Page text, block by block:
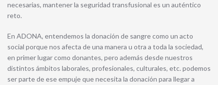
necesarias, mantener la seguridad transfusional es un auténtico
reto.
En ADONA, entendemos la donación de sangre como un acto
social porque nos afecta de una manera u otra a toda la sociedad,
en primer lugar como donantes, pero además desde nuestros
distintos ámbitos laborales, profesionales, culturales, etc. podemos
ser parte de ese empuje que necesita la donación para llegar a